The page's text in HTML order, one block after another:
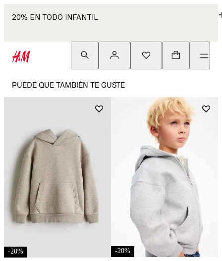
20% EN TODO INFANTIL
PUEDE QUE TAMBIÉN TE GUSTE
-20% -20%